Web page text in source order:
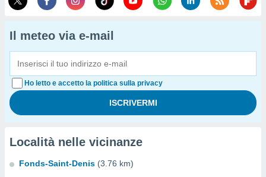
Il meteo via e-mail
Ho letto e accetto la politica sulla privacy
Località nelle vicinanze
Fonds-Saint-Denis (3.76 km)